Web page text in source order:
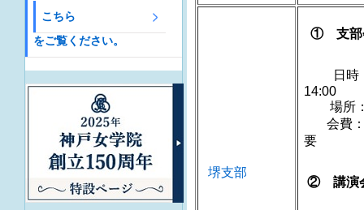
堺支部
① 支部
日時
場所：
会費
② 講演
こちら
をご覧ください。